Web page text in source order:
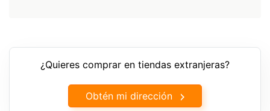
¿Quieres comprar en tiendas extranjeras?
Obtén mi dirección